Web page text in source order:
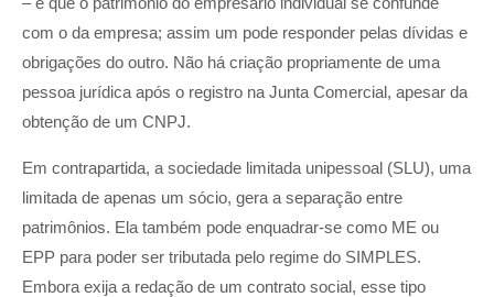
com o da empresa; assim um pode responder pelas dívidas e
obrigações do outro. Não há criação propriamente de uma
pessoa jurídica após o registro na Junta Comercial, apesar da
obtenção de um CNPJ.
Em contrapartida, a sociedade limitada unipessoal (SLU), uma
limitada de apenas um sócio, gera a separação entre
patrimônios. Ela também pode enquadrar-se como ME ou
EPP para poder ser tributada pelo regime do SIMPLES.
Embora exija a redação de um contrato social, esse tipo